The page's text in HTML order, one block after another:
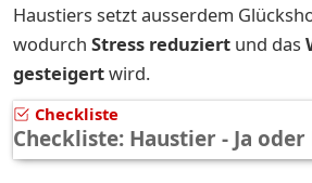
Haustiers setzt ausserdem
wodurch Stress reduziert und das
gesteigertwird.
Checkliste
Checkliste: Haustier - Ja oder